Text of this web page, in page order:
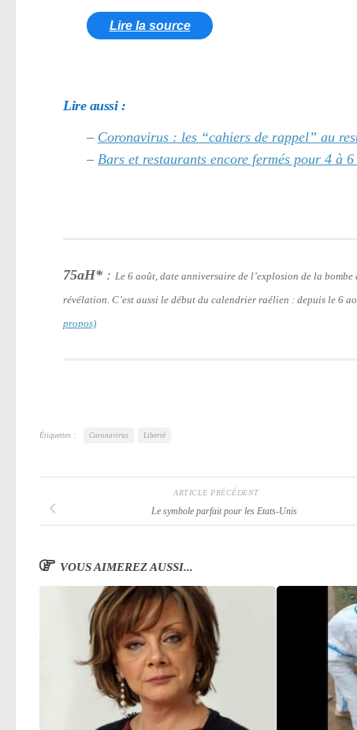
Lire la source
Lire aussi :
– Coronavirus : les “cahiers de rappel” au
– Bars et restaurants encore fermés pour 4 à
75aH* : Le 6 août, date anniversaire de l’explosion de la
révélation. C’est aussi le début du calendrier raélien : depuis le 6
propos)
Étiquettes : Coronavirus Liberté
ARTICLE PRÉCÉDENT
Le symbole parfait pour les Etats-Unis
VOUS AIMEREZ AUSSI...